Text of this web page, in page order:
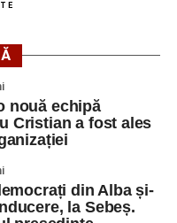
1
nouă echipă
Cristian a fost ales
din Alba și-
la Sebeș.